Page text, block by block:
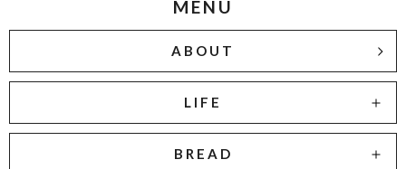
MENU
ABOUT
LIFE
BREAD